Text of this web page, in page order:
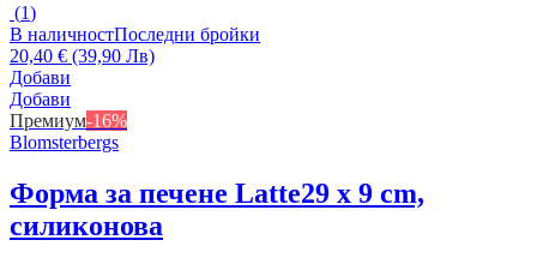
(1)
В наличностПоследни бройки
20,40 € (39,90 Лв)
Добави
Добави
Премиум-16%
Blomsterbergs
Форма за печене Latte29 x 9 cm,
силиконова